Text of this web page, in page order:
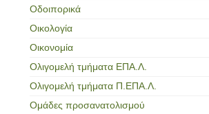
Οδοιπορικά
Οικολογία
Οικονομία
Ολιγομελή τμήματα ΕΠΑ.Λ.
Ολιγομελή τμήματα Π.ΕΠΑ.Λ.
Ομάδες προσανατολισμού